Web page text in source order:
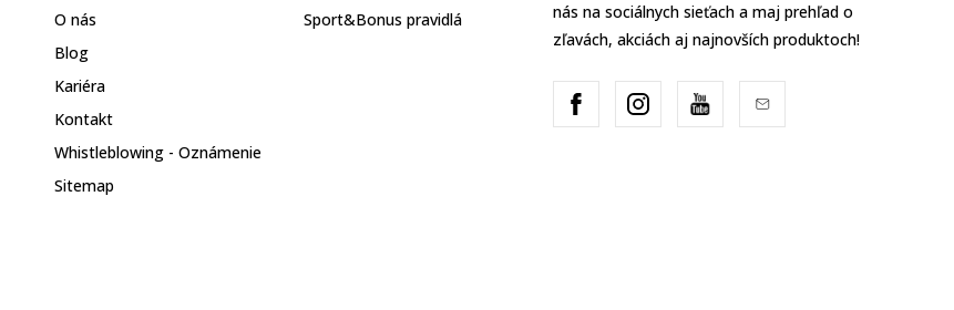
O nás
Blog
Kariéra
Kontakt
Whistleblowing - Oznámenie
Sitemap
Sport&Bonus pravidlá
nás na sociálnych sieťach a maj prehľad o
zľavách, akciách aj najnovších produktoch!